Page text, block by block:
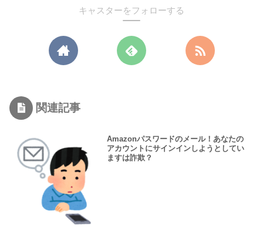
キャスターをフォローする
関連記事
Amazonパスワードのメール！あなたの
アカウントにサインインしようとしてい
ますは詐欺？